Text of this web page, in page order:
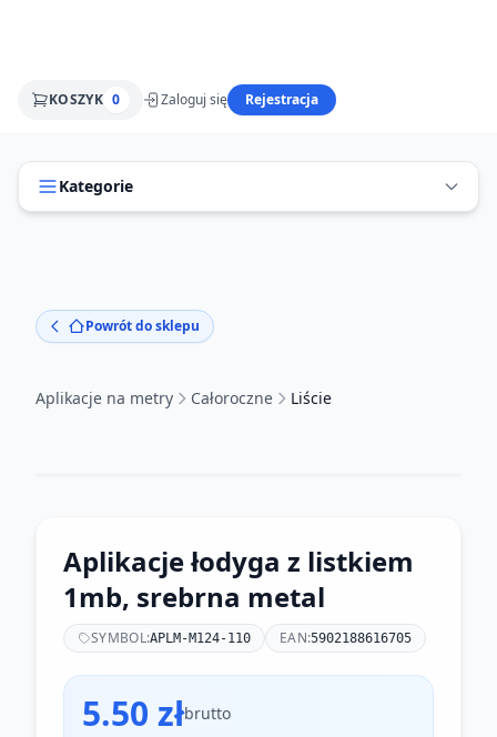
KOSZYK 0 Zaloguj się Rejestracja
Kategorie
Powrót do sklepu
Aplikacje na metry Całoroczne Liście
Aplikacje łodyga z listkiem
1mb, srebrna metal
SYMBOL:APLM-M124-110 EAN:5902188616705
5.50 złbrutto